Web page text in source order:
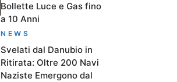
Bollette Luce e Gas fino
a 10 Anni
NEWS
Svelati dal Danubio in
Ritirata: Oltre 200 Navi
Naziste Emergono dal